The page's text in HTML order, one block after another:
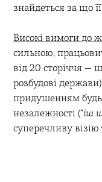
знайдеться за що
Високі вимоги до
сильною,
від 20 сторіччя —
розбудові
придушенням
незалежності (“іш
суперечливу візію